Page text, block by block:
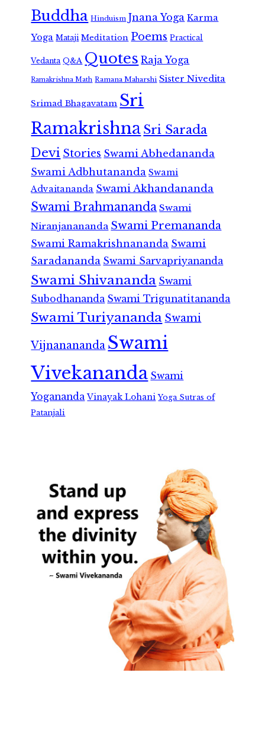
Buddha Hinduism Jnana Yoga Karma
Yoga Mataji Meditation Poems Practical
Vedanta Q&A Quotes Raja Yoga
Ramakrishna Math Ramana Maharshi Sister Nivedita
Srimad Bhagavatam Sri
RamakrishnaSri Sarada
Devi Stories Swami Abhedananda
Swami Adbhutananda Swami
Advaitananda Swami Akhandananda
Swami Brahmananda Swami
Niranjanananda Swami Premananda
Swami Ramakrishnananda Swami
Saradananda Swami Sarvapriyananda
Swami Shivananda Swami
Subodhananda Swami Trigunatitananda
Swami Turiyananda Swami
Vijnanananda Swami
Vivekananda Swami
Yogananda Vinayak Lohani Yoga Sutras of
Patanjali